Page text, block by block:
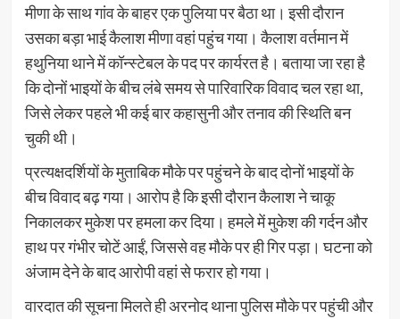
मीणा के साथ गांव के बाहर एक पुलिया पर बैठा था। इसी दौरान
उसका बड़ा भाई कैलाश मीणा वहां पहुंच गया। कैलाश वर्तमान में
हथुनिया थाने में कॉन्स्टेबल के पद पर कार्यरत है। बताया जा रहा है
कि दोनों भाइयों के बीच लंबे समय से पारिवारिक विवाद चल रहा था,
जिसे लेकर पहले भी कई बार कहासुनी और तनाव की स्थिति बन
चुकी थी।
प्रत्यक्षदर्शियों के मुताबिक मौके पर पहुंचने के बाद दोनों भाइयों के
बीच विवाद बढ़ गया। आरोप है कि इसी दौरान कैलाश ने चाकू
निकालकर मुकेश पर हमला कर दिया। हमले में मुकेश की गर्दन और
हाथ पर गंभीर चोटें आईं, जिससे वह मौके पर ही गिर पड़ा। घटना को
अंजाम देने के बाद आरोपी वहां से फरार हो गया।
वारदात की सूचना मिलते ही अरनोद थाना पुलिस मौके पर पहुंची और